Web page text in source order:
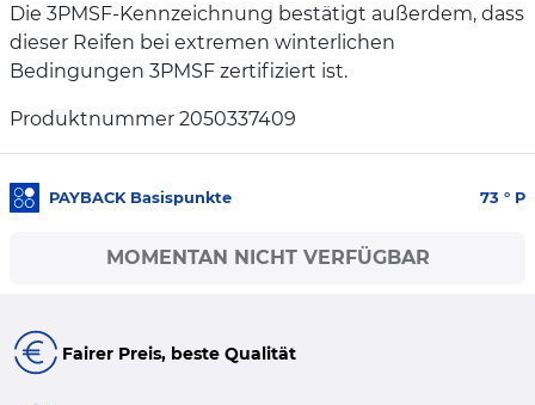
Die 3PMSF-Kennzeichnung bestätigt außerdem, dass
dieser Reifen bei extremen winterlichen
Bedingungen 3PMSF zertifiziert ist.
Produktnummer 2050337409
PAYBACK Basispunkte 73 ° P
MOMENTAN NICHT VERFÜGBAR
Fairer Preis, beste Qualität